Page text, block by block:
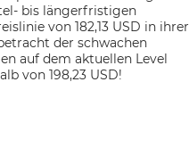
bis längerfristigen
von 182,13 USD in ihrer
der schwachen
auf dem aktuellen Level
von 198,23 USD!